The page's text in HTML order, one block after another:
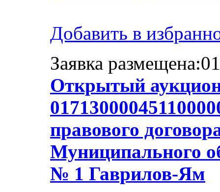
Добавить в
Заявка
Открытый
правового
Муниципального
№ 1 Гаврилов-Ям